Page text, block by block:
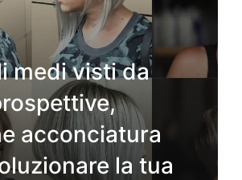
medi visti da
acconciatura
la tua